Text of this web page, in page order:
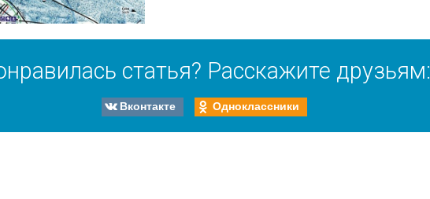
статья? Расскажите друзьям:
Вконтакте Одноклассники